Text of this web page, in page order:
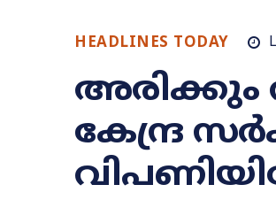
HEADLINES TODAY
അരിക്കും
കേന്ദ്ര